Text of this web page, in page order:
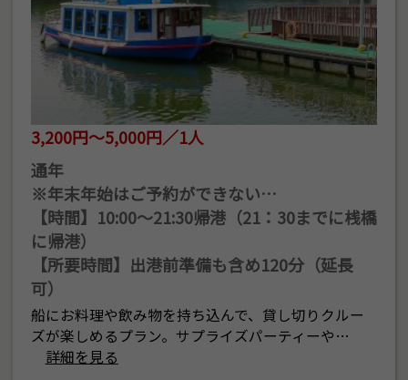
3,200円～5,000円／1人
通年
※年末年始はご予約ができない…
【時間】10:00〜21:30帰港（21：30までに桟橋
に帰港）
【所要時間】出港前準備も含め120分（延長
可）
船にお料理や飲み物を持ち込んで、貸し切りクルー
ズが楽しめるプラン。サプライズパーティーや…
詳細を見る